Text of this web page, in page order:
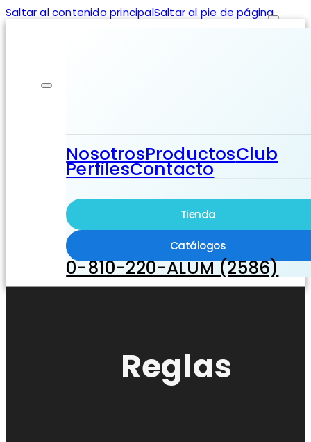
Saltar al contenido principalSaltar al pie de página
NosotrosProductosClub
PerfilesContacto
Tienda
Catálogos
0-810-220-ALUM (2586)
Reglas